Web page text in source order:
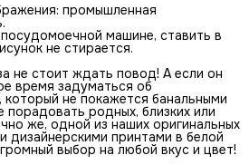
промышленная
машине, ставить в
не стирается.
не стоит ждать повод! А если он
время задуматься об
не покажется банальными
родных, близких или
же, одной из наших оригинальных
дизайнерскими принтами в белой
выбор на любой вкус и цвет!